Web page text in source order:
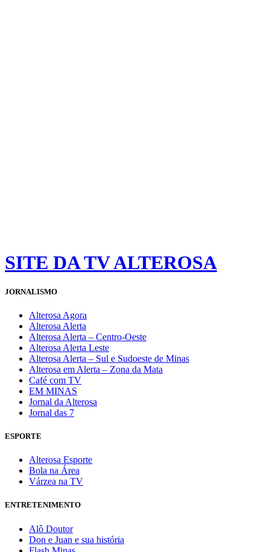
SITE DA TV ALTEROSA
JORNALISMO
Alterosa Agora
Alterosa Alerta
Alterosa Alerta – Centro-Oeste
Alterosa Alerta Leste
Alterosa Alerta – Sul e Sudoeste de Minas
Alterosa em Alerta – Zona da Mata
Café com TV
EM MINAS
Jornal da Alterosa
Jornal das 7
ESPORTE
Alterosa Esporte
Bola na Área
Várzea na TV
ENTRETENIMENTO
Alô Doutor
Don e Juan e sua história